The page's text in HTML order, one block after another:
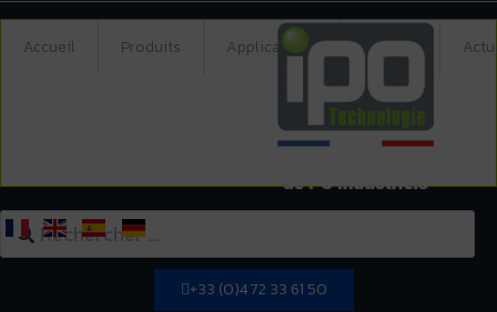
Accueil Produits Applications Société
+33 (0)4 72 33 61 50